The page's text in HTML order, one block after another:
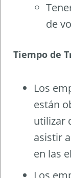
de
Tiempo de
Los
están
utilizar
asistir
en las
Los